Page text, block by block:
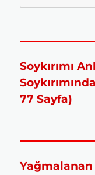
Soykırımı
77 Sayfa)
Yağmalanan